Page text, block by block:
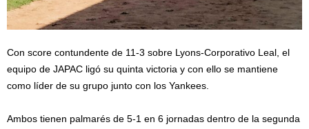
Con score contundente de 11-3 sobre Lyons-Corporativo Leal, el
equipo de JAPAC ligó su quinta victoria y con ello se mantiene
como líder de su grupo junto con los Yankees.
Ambos tienen palmarés de 5-1 en 6 jornadas dentro de la segunda